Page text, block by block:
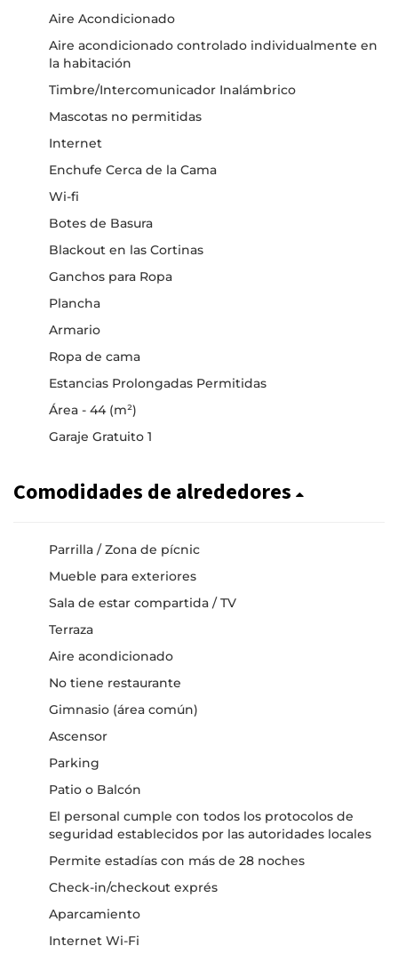
Aire Acondicionado
Aire acondicionado controlado individualmente en
la habitación
Timbre/Intercomunicador Inalámbrico
Mascotas no permitidas
Internet
Enchufe Cerca de la Cama
Wi-fi
Botes de Basura
Blackout en las Cortinas
Ganchos para Ropa
Plancha
Armario
Ropa de cama
Estancias Prolongadas Permitidas
Área - 44 (m²)
Garaje Gratuito 1
Comodidades de alrededores
Parrilla / Zona de pícnic
Mueble para exteriores
Sala de estar compartida / TV
Terraza
Aire acondicionado
No tiene restaurante
Gimnasio (área común)
Ascensor
Parking
Patio o Balcón
El personal cumple con todos los protocolos de
seguridad establecidos por las autoridades locales
Permite estadías con más de 28 noches
Check-in/checkout exprés
Aparcamiento
Internet Wi-Fi